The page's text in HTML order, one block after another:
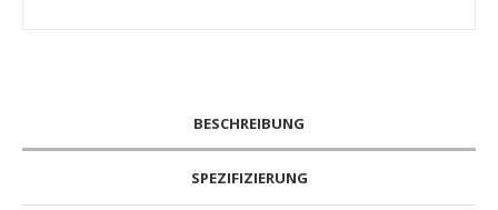
BESCHREIBUNG
SPEZIFIZIERUNG